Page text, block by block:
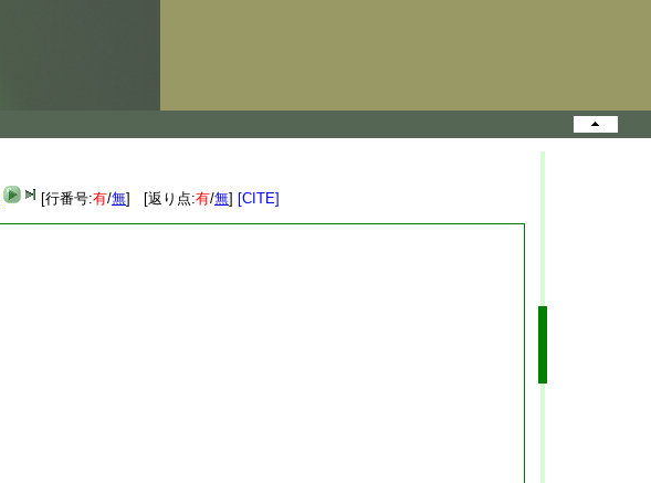
[行番号:有/無] [返り点:有/無] [CITE]